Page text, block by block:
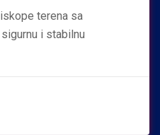
terena sa
i stabilnu